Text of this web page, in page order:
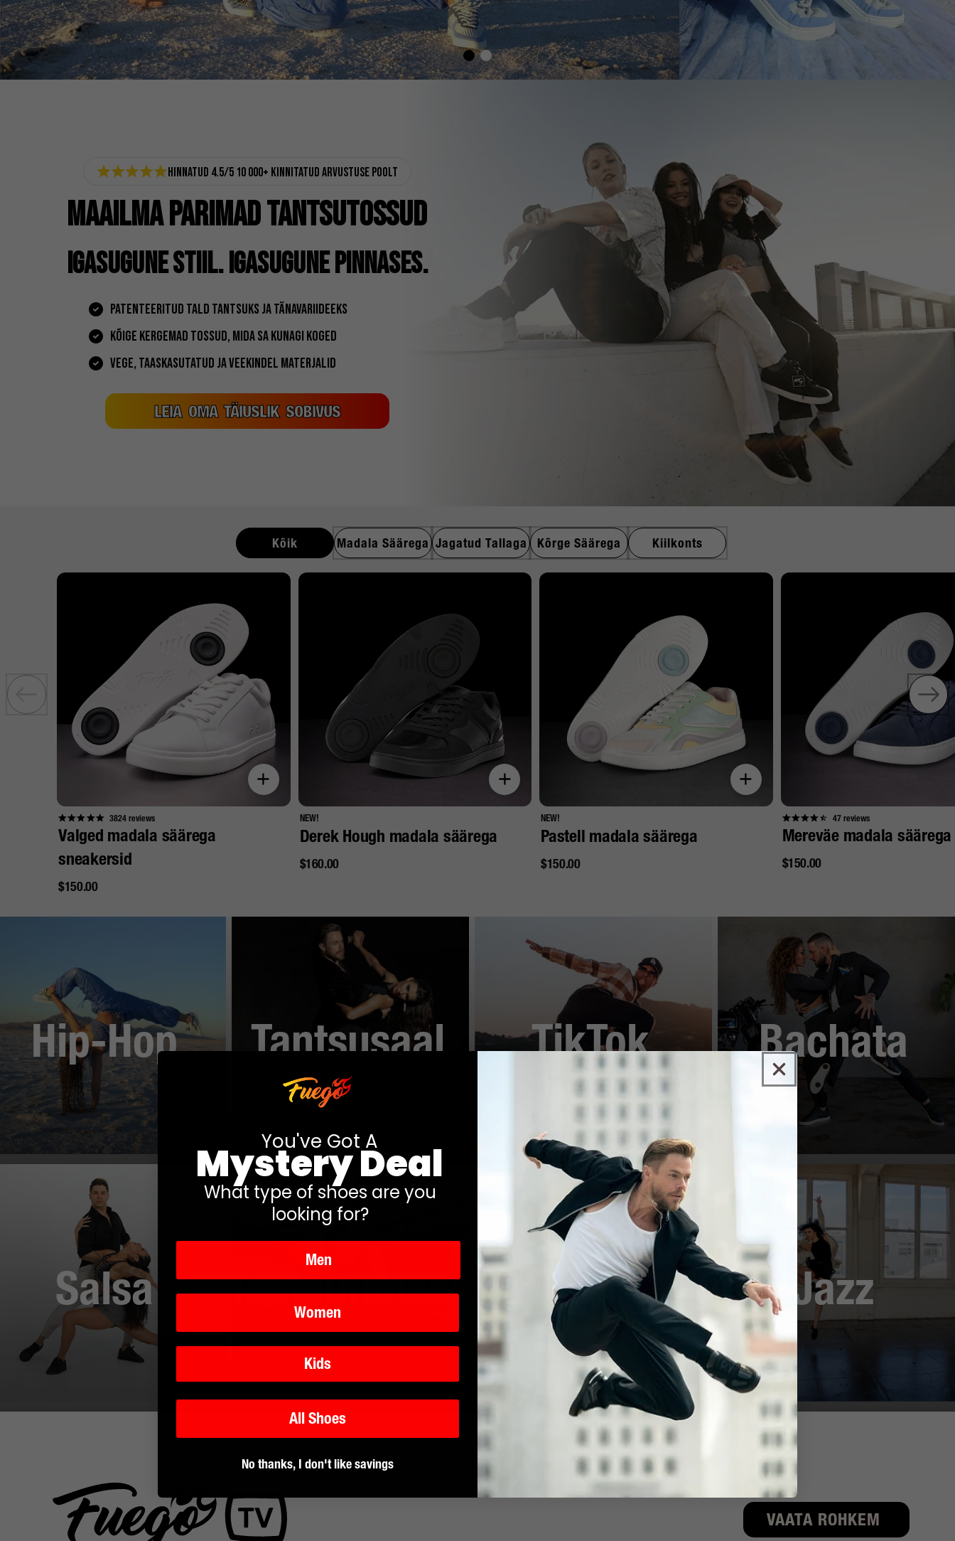
Hinnatud 4.5/5 10 000+ kinnitatud arvustuse poolt
MAAILMA PARIMAD TANTSUTOSSUD
IGASUGUNE STIIL. IGASUGUNE PINNASES.
PATENTEERITUD TALD TANTSUKS JA TÄNAVARIIDEEKS
KÕIGE KERGEMAD TOSSUD, MIDA SA KUNAGI KOGED
VEGE, TAASKASUTATUD JA VEEKINDEL MATERJALID
LEIA OMA TÄIUSLIK SOBIVUS
Kõik Madala Säärega Jagatud Tallaga Kõrge Säärega Kiilkonts
3824reviews
Valged madala säärega
sneakersid
Tavahind
$150.00
NEW!
Derek Hough madala säärega
Tavahind
$160.00
NEW!
Pastell madala säärega
Tavahind
$150.00
47 reviews
Mereväe madala säärega
Tavahind
$150.00
Hip-Hop Tantsusaal TikTok Bachata
Salsa Tantsufitness Shuffle Jazz
VAATA ROHKEM
You've Got A
Mystery Deal
What type of shoes are you
looking for?
Men
Women
Kids
All Shoes
No thanks, I don't like savings